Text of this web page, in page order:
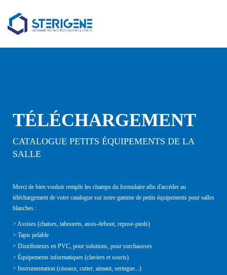
TÉLÉCHARGEMENT
CATALOGUE PETITS ÉQUIPEMENTS DE LA
SALLE
Merci de bien vouloir remplir les champs du formulaire afin d'accéder au
téléchargement de votre catalogue sur notre gamme de petits équipements pour salles
blanches :
> Assises (chaises, tabourets, assis-debout, repose-pieds)
> Tapis pelable
> Distributeurs en PVC, pour solutions, pour surchausses
> Équipements informatiques (claviers et souris)
> Instrumentation (ciseaux, cutter, aimant, seringue...)